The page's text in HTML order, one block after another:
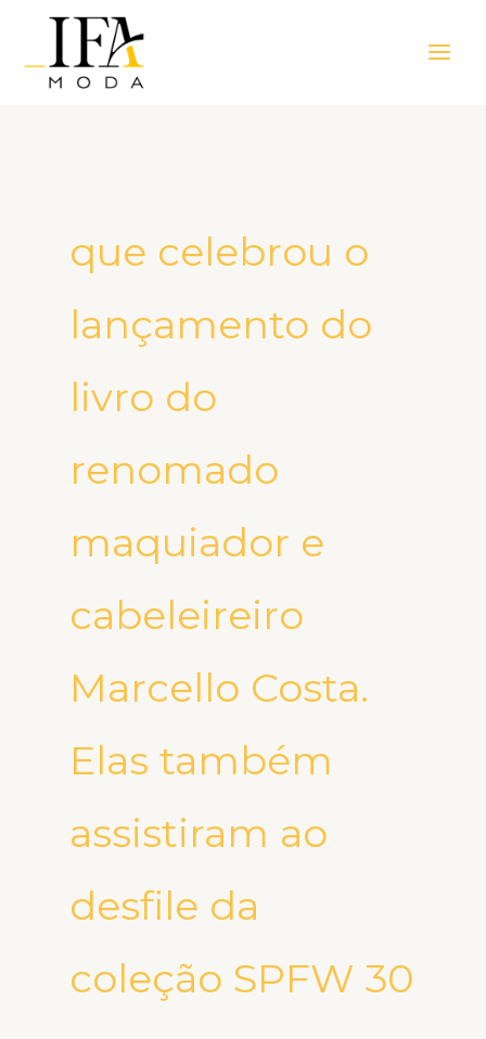
Menu
que celebrou o
lançamento do
livro do
renomado
maquiador e
cabeleireiro
Marcello Costa.
Elas também
assistiram ao
desfile da
coleção SPFW 30